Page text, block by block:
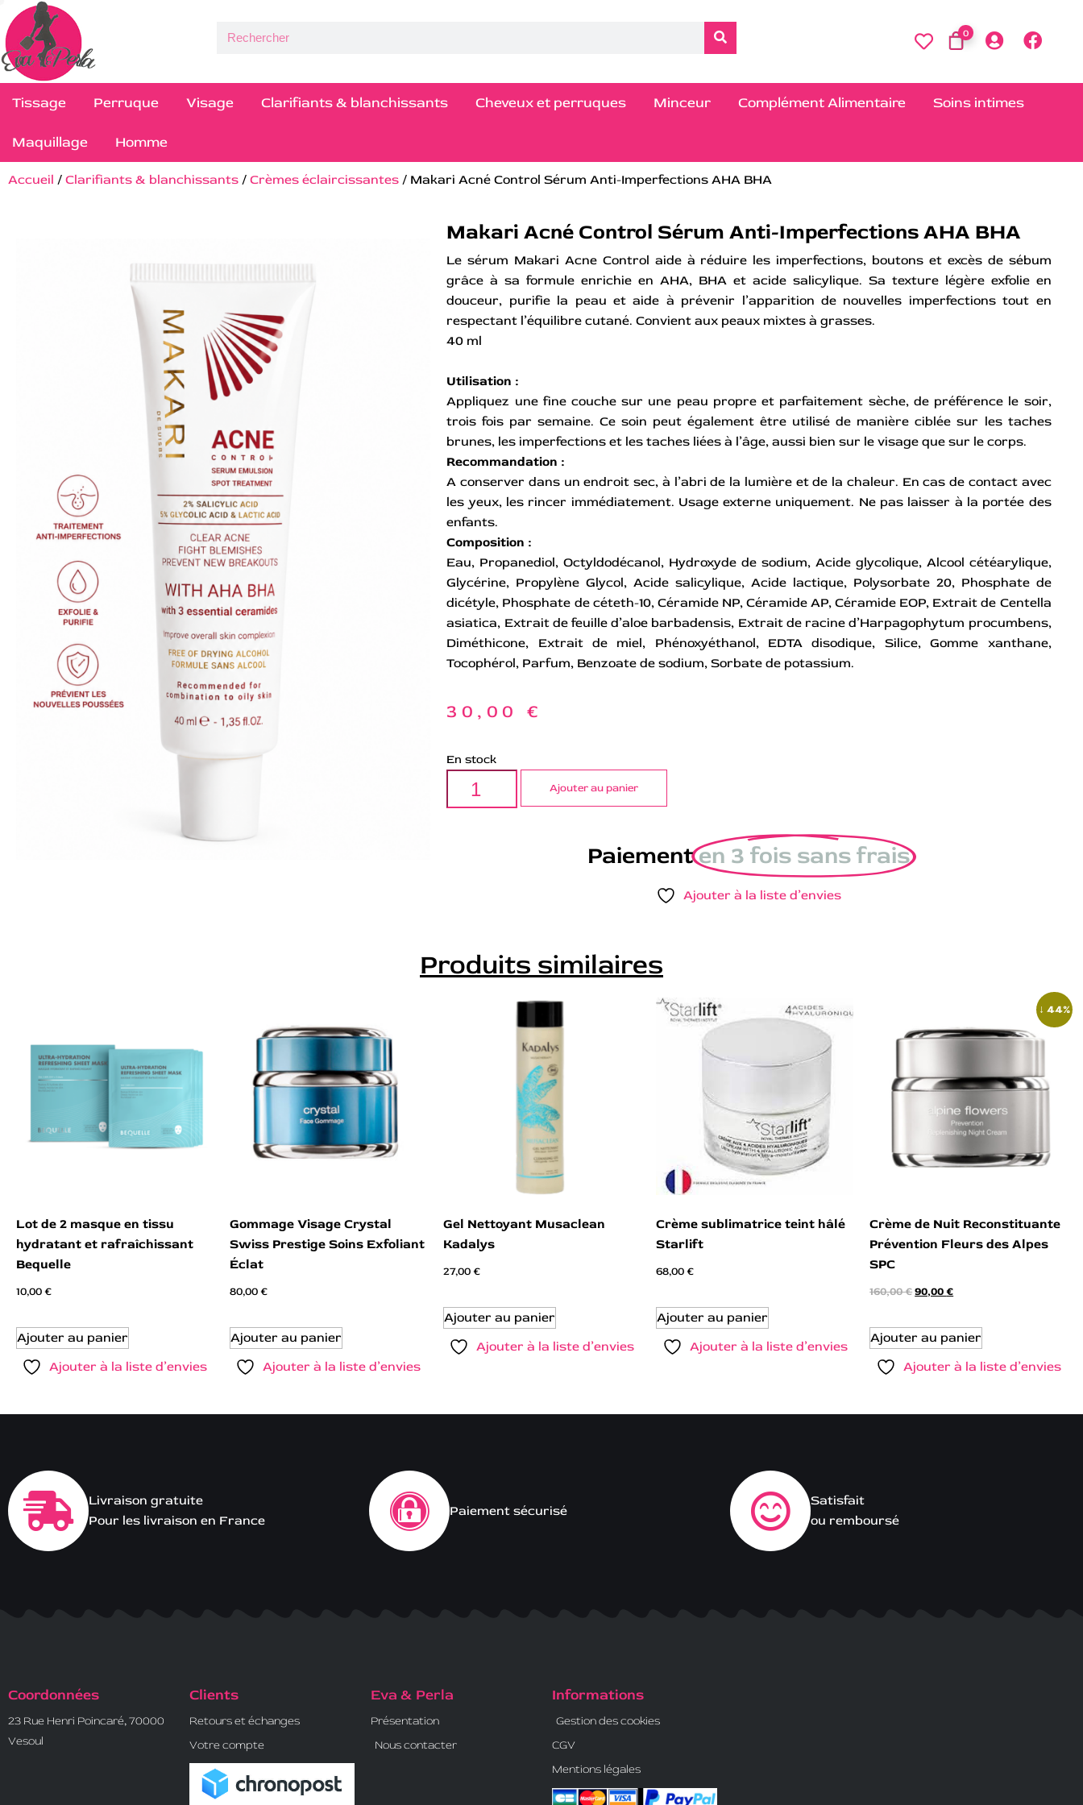
0
Tissage Perruque Visage Clarifiants & blanchissants Cheveux et perruques Minceur Complément Alimentaire Soins intimes
Maquillage Homme
Accueil / Clarifiants & blanchissants / Crèmes éclaircissantes / Makari Acné Control Sérum Anti-Imperfections AHA BHA
Makari Acné Control Sérum Anti-Imperfections AHA BHA
Le sérum Makari Acne Control aide à réduire les imperfections, boutons et excès de sébum
grâce à sa formule enrichie en AHA, BHA et acide salicylique. Sa texture légère exfolie en
douceur, purifie la peau et aide à prévenir l’apparition de nouvelles imperfections tout en
respectant l’équilibre cutané. Convient aux peaux mixtes à grasses.
40 ml
Utilisation :
Appliquez une fine couche sur une peau propre et parfaitement sèche, de préférence le soir,
trois fois par semaine. Ce soin peut également être utilisé de manière ciblée sur les taches
brunes, les imperfections et les taches liées à l’âge, aussi bien sur le visage que sur le corps.
Recommandation :
A conserver dans un endroit sec, à l’abri de la lumière et de la chaleur. En cas de contact avec
les yeux, les rincer immédiatement. Usage externe uniquement. Ne pas laisser à la portée des
enfants.
Composition :
Eau, Propanediol, Octyldodécanol, Hydroxyde de sodium, Acide glycolique, Alcool cétéarylique,
Glycérine, Propylène Glycol, Acide salicylique, Acide lactique, Polysorbate 20, Phosphate de
dicétyle, Phosphate de céteth-10, Céramide NP, Céramide AP, Céramide EOP, Extrait de Centella
asiatica, Extrait de feuille d’aloe barbadensis, Extrait de racine d’Harpagophytum procumbens,
Diméthicone, Extrait de miel, Phénoxyéthanol, EDTA disodique, Silice, Gomme xanthane,
Tocophérol, Parfum, Benzoate de sodium, Sorbate de potassium.
30,00 €
En stock
Ajouter au panier
Paiementen 3 fois sans frais
Ajouter à la liste d’envies
Produits similaires
Lot de 2 masque en tissu
hydratant et rafraîchissant
Bequelle
10,00€
Ajouter au panier
Ajouter à la liste d’envies
Gommage Visage Crystal
Swiss Prestige Soins Exfoliant
Éclat
80,00€
Ajouter au panier
Ajouter à la liste d’envies
Gel Nettoyant Musaclean
Kadalys
27,00€
Ajouter au panier
Ajouter à la liste d’envies
Crème sublimatrice teint hâlé
Starlift
68,00€
Ajouter au panier
Ajouter à la liste d’envies
↓ 44%
Crème de Nuit Reconstituante
Prévention Fleurs des Alpes
SPC
160,00€90,00€
Ajouter au panier
Ajouter à la liste d’envies
Livraison gratuite
Pour les livraison en France
Paiement sécurisé
Satisfait
ou remboursé
Coordonnées
23 Rue Henri Poincaré, 70000
Vesoul
Clients
Retours et échanges
Votre compte
Eva & Perla
Présentation
Nous contacter
Informations
Gestion des cookies
CGV
Mentions légales